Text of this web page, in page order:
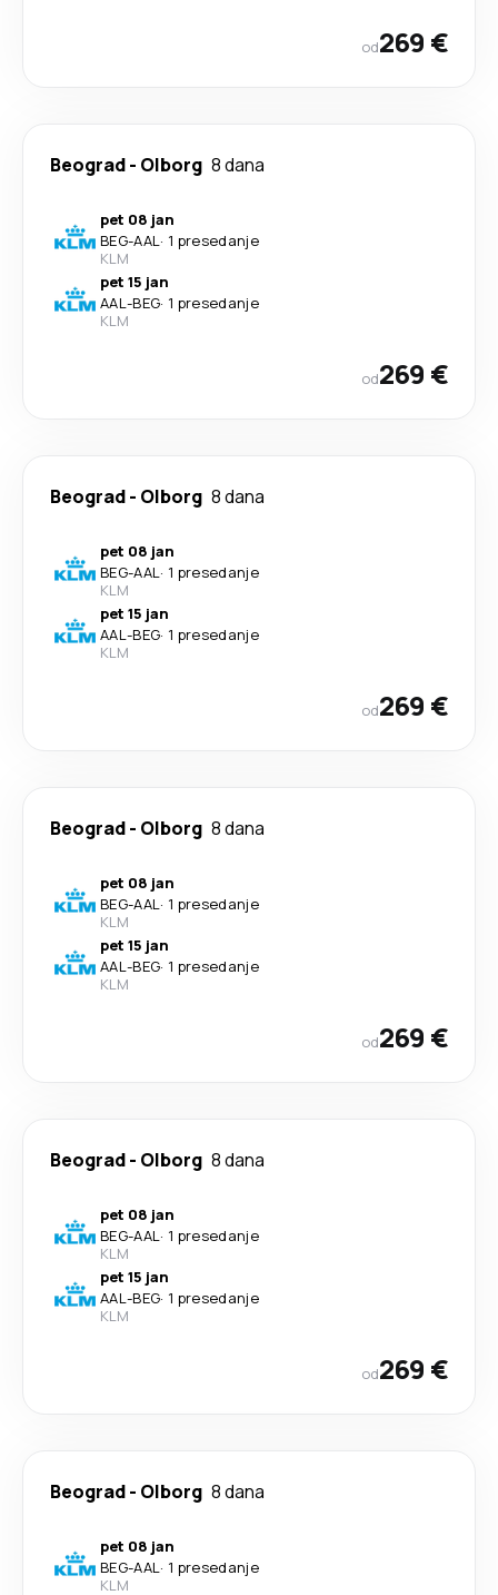
od269 €
Beograd- Olborg 8 dana
pet 08 jan
BEG-AAL· 1 presedanje
KLM
pet 15 jan
AAL-BEG· 1 presedanje
KLM
od269 €
Beograd- Olborg 8 dana
pet 08 jan
BEG-AAL· 1 presedanje
KLM
pet 15 jan
AAL-BEG· 1 presedanje
KLM
od269 €
Beograd- Olborg 8 dana
pet 08 jan
BEG-AAL· 1 presedanje
KLM
pet 15 jan
AAL-BEG· 1 presedanje
KLM
od269 €
Beograd- Olborg 8 dana
pet 08 jan
BEG-AAL· 1 presedanje
KLM
pet 15 jan
AAL-BEG· 1 presedanje
KLM
od269 €
Beograd- Olborg 8 dana
pet 08 jan
BEG-AAL· 1 presedanje
KLM